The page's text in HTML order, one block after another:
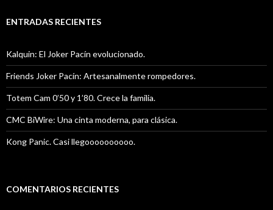
ENTRADAS RECIENTES
Kalquin: El Joker Pacín evolucionado.
Friends Joker Pacín: Artesanalmente rompedores.
Totem Cam 0’50 y 1’80. Crece la familia.
CMC BiWire: Una cinta moderna, para clásica.
Kong Panic. Casi llegoooooooooo.
COMENTARIOS RECIENTES